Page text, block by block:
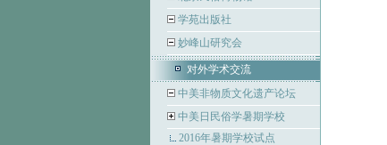
学苑出版社
妙峰山研究会
对外学术交流
中美非物质文化遗产论坛
中美日民俗学暑期学校
2016年暑期学校试点